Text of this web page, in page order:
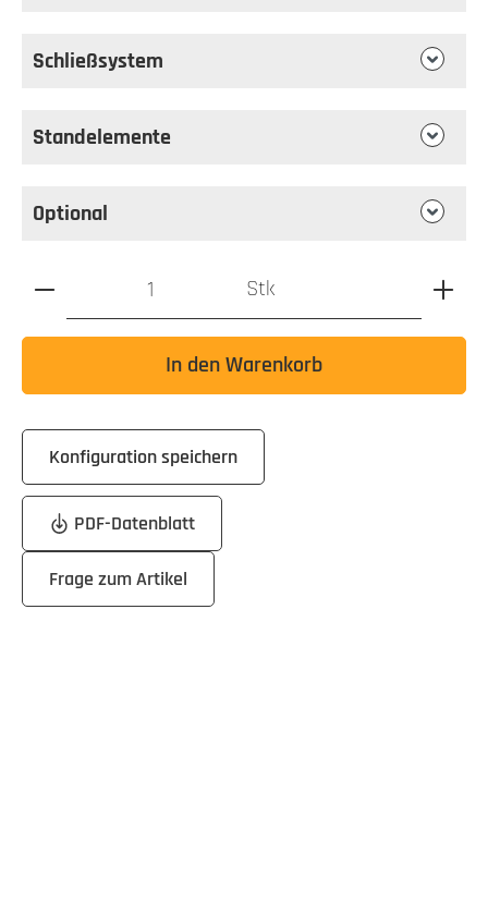
Schließsystem
Standelemente
Optional
Produkt Anzahl: Gib den gewünschten Wert ein oder
Stk
In den Warenkorb
Konfiguration speichern
PDF-Datenblatt
Frage zum Artikel